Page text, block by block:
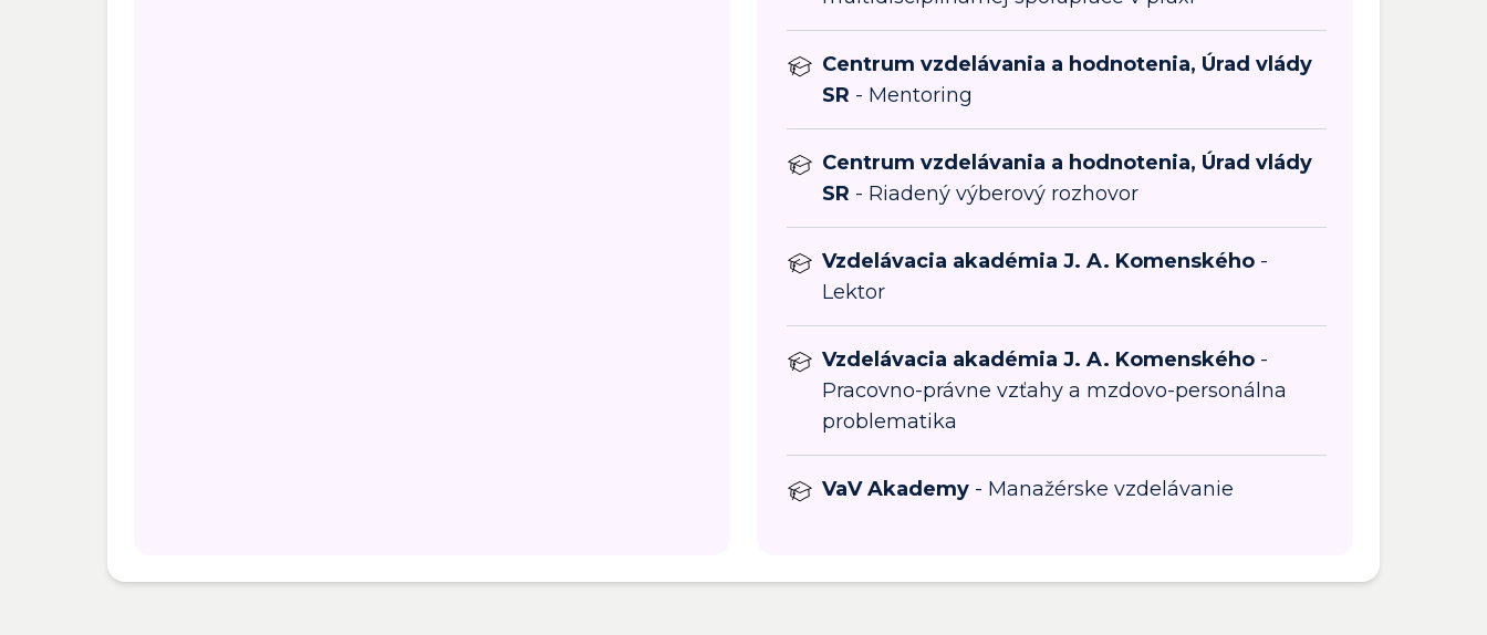
Centrum vzdelávania a hodnotenia, Úrad vlády
SR - Mentoring
Centrum vzdelávania a hodnotenia, Úrad vlády
SR - Riadený výberový rozhovor
Vzdelávacia akadémia J. A. Komenského -
Lektor
Vzdelávacia akadémia J. A. Komenského -
Pracovno-právne vzťahy a mzdovo-personálna
problematika
VaV Akademy - Manažérske vzdelávanie